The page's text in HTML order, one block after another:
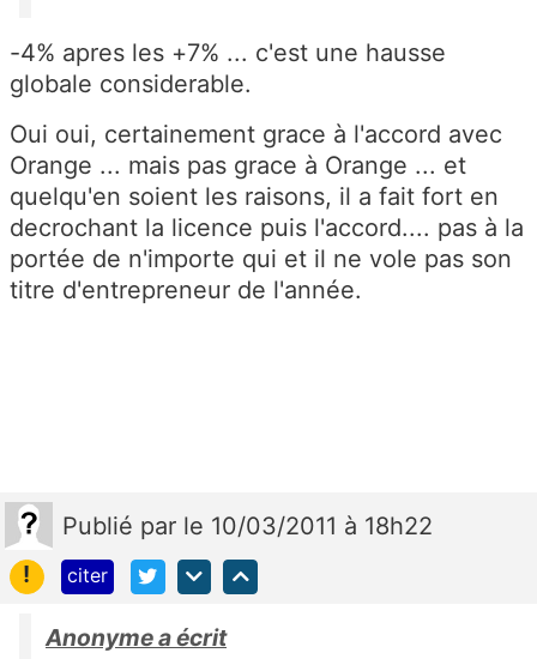
-4% apres les +7% ... c'est une hausse
globale considerable.
Oui oui, certainement grace à l'accord avec
Orange ... mais pas grace à Orange ... et
quelqu'en soient les raisons, il a fait fort en
decrochant la licence puis l'accord.... pas à la
portée de n'importe qui et il ne vole pas son
titre d'entrepreneur de l'année.
Publié par le 10/03/2011 à 18h22
!
citer
Anonyme a écrit